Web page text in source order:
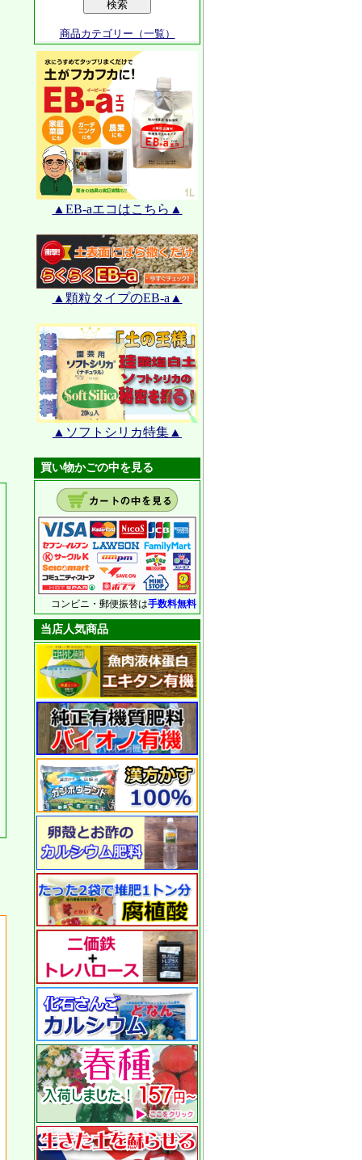
商品カテゴリー（一覧）
▲EB-aエコはこちら▲
▲顆粒タイプのEB-a▲
▲ソフトシリカ特集▲
買い物かごの中を見る
コンビニ・郵便振替は手数料無料
当店人気商品